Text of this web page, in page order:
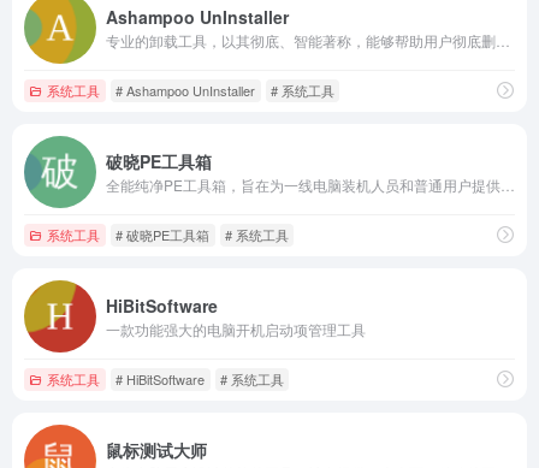
Ashampoo UnInstaller
系统工具 # Ashampoo UnInstaller # 系统工具
破晓PE工具箱
系统工具 # 破晓PE工具箱 # 系统工具
HiBitSoftware
一款功能强大的电脑开机启动项管理工具
系统工具 # HiBitSoftware # 系统工具
鼠标测试大师